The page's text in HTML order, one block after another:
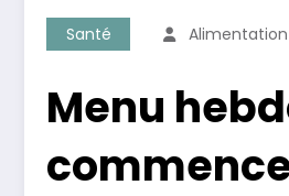
Santé Alimentation
Menu